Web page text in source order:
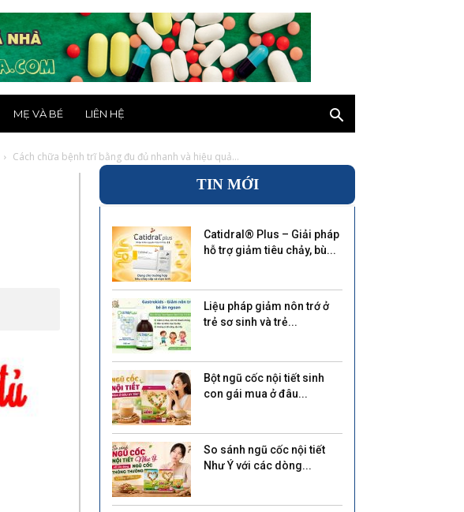
MẸ VÀ BÉ LIÊN HỆ
Cách chữa bệnh trĩ bằng đu đủ nhanh và hiệu quả...
TIN MỚI
Catidral® Plus – Giải pháp
hỗ trợ giảm tiêu chảy, bù...
Liệu pháp giảm nôn trớ ở
trẻ sơ sinh và trẻ...
Bột ngũ cốc nội tiết sinh
con gái mua ở đâu...
So sánh ngũ cốc nội tiết
Như Ý với các dòng...